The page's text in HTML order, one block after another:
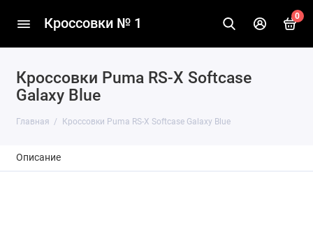
Кроссовки № 1 0
Кроссовки Puma RS-X Softcase
Galaxy Blue
Главная Кроссовки Puma RS-X Softcase Galaxy Blue
Описание